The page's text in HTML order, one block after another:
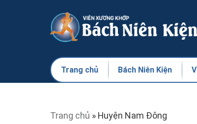
Trang chủ Bách Niên Kiện
Trang chủ » Huyện Nam Đông